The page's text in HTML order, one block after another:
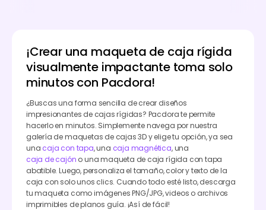
¡Crear una maqueta de caja rígida
visualmente impactante toma solo
minutos con Pacdora!
¿Buscas una forma sencilla de crear diseños
impresionantes de cajas rígidas? Pacdora te permite
hacerlo en minutos. Simplemente navega por nuestra
galería de maquetas de cajas 3D y elige tu opción, ya sea
una caja con tapa, una caja magnética, una
caja de cajón o una maqueta de caja rígida con tapa
abatible. Luego, personaliza el tamaño, color y texto de la
caja con solo unos clics. Cuando todo esté listo, descarga
tu maqueta como imágenes PNG/JPG, videos o archivos
imprimibles de planos guía. ¡Así de fácil!